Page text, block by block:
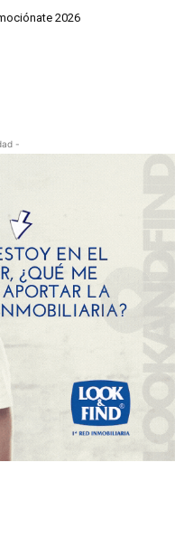
2026
-